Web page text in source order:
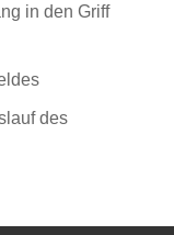
in den Griff
des